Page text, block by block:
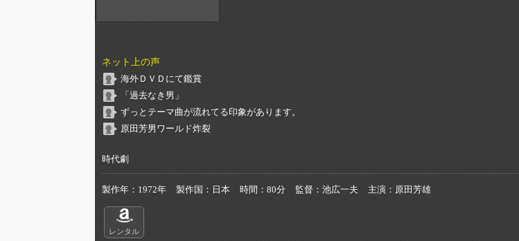
ネット上の声
海外ＤＶＤにて鑑賞
「過去なき男」
ずっとテーマ曲が流れてる印象があります。
原田芳男ワールド炸裂
時代劇
製作年 1972年 製作国 日本 時間 80分 監督 池広一夫 主演 原田芳雄
レンタル